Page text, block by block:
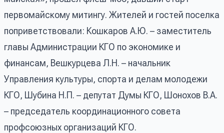
первомайскому митингу. Жителей и гостей поселка
поприветствовали: Кошкаров А.Ю. – заместитель
главы Администрации КГО по экономике и
финансам, Вешкурцева Л.Н. – начальник
Управления культуры, спорта и делам молодежи
КГО, Шубина Н.П. – депутат Думы КГО, Шонохов В.А.
– председатель координационного совета
профсоюзных организаций КГО.